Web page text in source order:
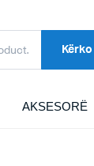
Kërko
AKSESORË